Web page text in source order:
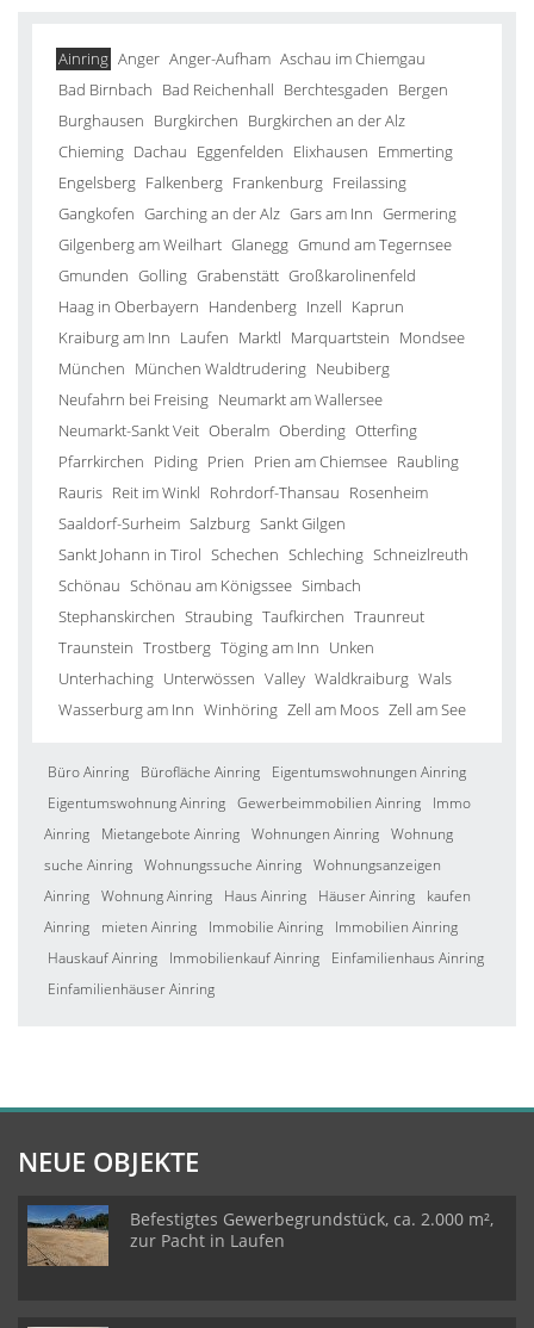
Ainring Anger Anger-Aufham Aschau im Chiemgau
Bad Birnbach Bad Reichenhall Berchtesgaden Bergen
Burghausen Burgkirchen Burgkirchen an der Alz
Chieming Dachau Eggenfelden Elixhausen Emmerting
Engelsberg Falkenberg Frankenburg Freilassing
Gangkofen Garching an der Alz Gars am Inn Germering
Gilgenberg am Weilhart Glanegg Gmund am Tegernsee
Gmunden Golling Grabenstätt Großkarolinenfeld
Haag in Oberbayern Handenberg Inzell Kaprun
Kraiburg am Inn Laufen Marktl Marquartstein Mondsee
München München Waldtrudering Neubiberg
Neufahrn bei Freising Neumarkt am Wallersee
Neumarkt-Sankt Veit Oberalm Oberding Otterfing
Pfarrkirchen Piding Prien Prien am Chiemsee Raubling
Rauris Reit im Winkl Rohrdorf-Thansau Rosenheim
Saaldorf-Surheim Salzburg Sankt Gilgen
Sankt Johann in Tirol Schechen Schleching Schneizlreuth
Schönau Schönau am Königssee Simbach
Stephanskirchen Straubing Taufkirchen Traunreut
Traunstein Trostberg Töging am Inn Unken
Unterhaching Unterwössen Valley Waldkraiburg Wals
Wasserburg am Inn Winhöring Zell am Moos Zell am See
Büro Ainring Bürofläche Ainring
Eigentumswohnungen Ainring
Eigentumswohnung Ainring Gewerbeimmobilien Ainring
Immo
Ainring
Mietangebote Ainring Wohnungen Ainring Wohnung
suche Ainring Wohnungssuche Ainring Wohnungsanzeigen
Ainring Wohnung Ainring Haus Ainring Häuser Ainring
kaufen
Ainring
mieten Ainring Immobilie Ainring
Immobilien Ainring
Hauskauf Ainring
Immobilienkauf Ainring
Einfamilienhaus Ainring
Einfamilienhäuser Ainring
NEUE OBJEKTE
Befestigtes Gewerbegrundstück, ca. 2.000 m²,
zur Pacht in Laufen